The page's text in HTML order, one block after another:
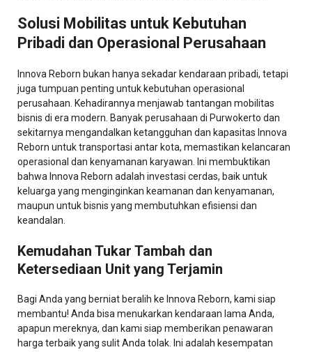
Solusi Mobilitas untuk Kebutuhan
Pribadi dan Operasional Perusahaan
Innova Reborn bukan hanya sekadar kendaraan pribadi, tetapi
juga tumpuan penting untuk kebutuhan operasional
perusahaan. Kehadirannya menjawab tantangan mobilitas
bisnis di era modern. Banyak perusahaan di Purwokerto dan
sekitarnya mengandalkan ketangguhan dan kapasitas Innova
Reborn untuk transportasi antar kota, memastikan kelancaran
operasional dan kenyamanan karyawan. Ini membuktikan
bahwa Innova Reborn adalah investasi cerdas, baik untuk
keluarga yang menginginkan keamanan dan kenyamanan,
maupun untuk bisnis yang membutuhkan efisiensi dan
keandalan.
Kemudahan Tukar Tambah dan
Ketersediaan Unit yang Terjamin
Bagi Anda yang berniat beralih ke Innova Reborn, kami siap
membantu! Anda bisa menukarkan kendaraan lama Anda,
apapun mereknya, dan kami siap memberikan penawaran
harga terbaik yang sulit Anda tolak. Ini adalah kesempatan